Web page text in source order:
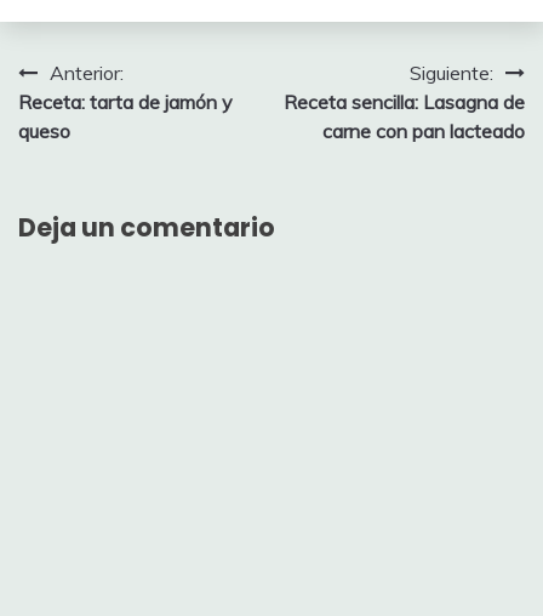
Navegación
de
Anterior:
Receta: tarta de jamón y
queso
Siguiente:
Receta sencilla: Lasagna de
carne con pan lacteado
Deja un comentario